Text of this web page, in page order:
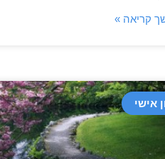
קריאה »
אישי